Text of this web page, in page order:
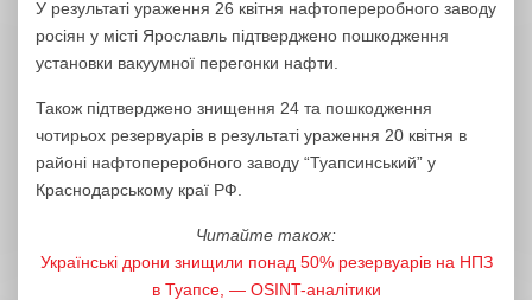
У результаті ураження 26 квітня нафтопереробного заводу
росіян у місті Ярославль підтверджено пошкодження
установки вакуумної перегонки нафти.
Також підтверджено знищення 24 та пошкодження
чотирьох резервуарів в результаті ураження 20 квітня в
районі нафтопереробного заводу “Туапсинський” у
Краснодарському краї РФ.
Читайте також:
Українські дрони знищили понад 50% резервуарів на НПЗ
в Туапсе, — OSINT-аналітики